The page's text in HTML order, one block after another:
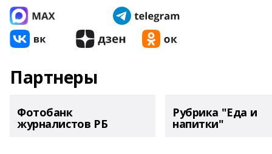
Партнеры
Фотобанк
журналистов РБ
Рубрика "Еда и
напитки"